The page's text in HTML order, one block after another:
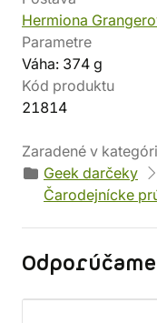
Hermiona
Parametre
Váha: 374 g
Kód produktu
21814
Zaradené v
Geek darčeky
Čarodejnícke
Odporúčame